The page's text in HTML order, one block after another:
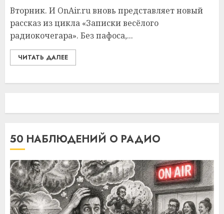
Вторник. И OnAir.ru вновь представляет новый
рассказ из цикла «Записки весёлого
радиокочегара». Без пафоса,...
ЧИТАТЬ ДАЛЕЕ
50 НАБЛЮДЕНИЙ О РАДИО